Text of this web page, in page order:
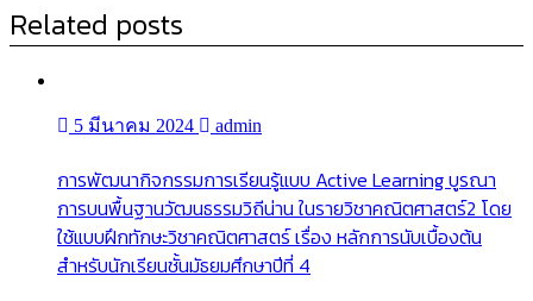
Related posts
5 มีนาคม 2024 admin
การพัฒนากิจกรรมการเรียนรู้แบบ Active Learning บูรณา
การบนพื้นฐานวัฒนธรรมวิถีน่าน ในรายวิชาคณิตศาสตร์2 โดย
ใช้แบบฝึกทักษะวิชาคณิตศาสตร์ เรื่อง หลักการนับเบื้องต้น
สำหรับนักเรียนชั้นมัธยมศึกษาปีที่ 4